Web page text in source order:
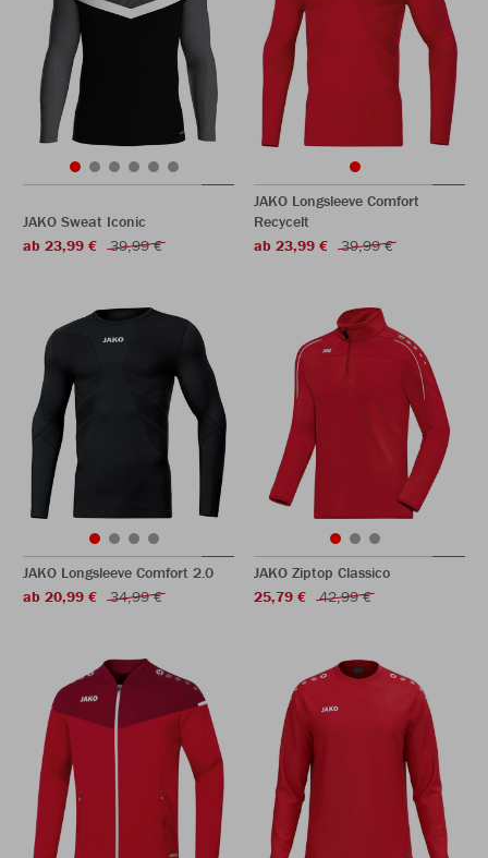
JAKO Sweat Iconic
ab 23,99 €
39,99 €
JAKO Longsleeve Comfort
Recycelt
ab 23,99 €
39,99 €
JAKO Longsleeve Comfort 2.0
ab 20,99 €
34,99 €
JAKO Ziptop Classico
25,79 €
42,99 €